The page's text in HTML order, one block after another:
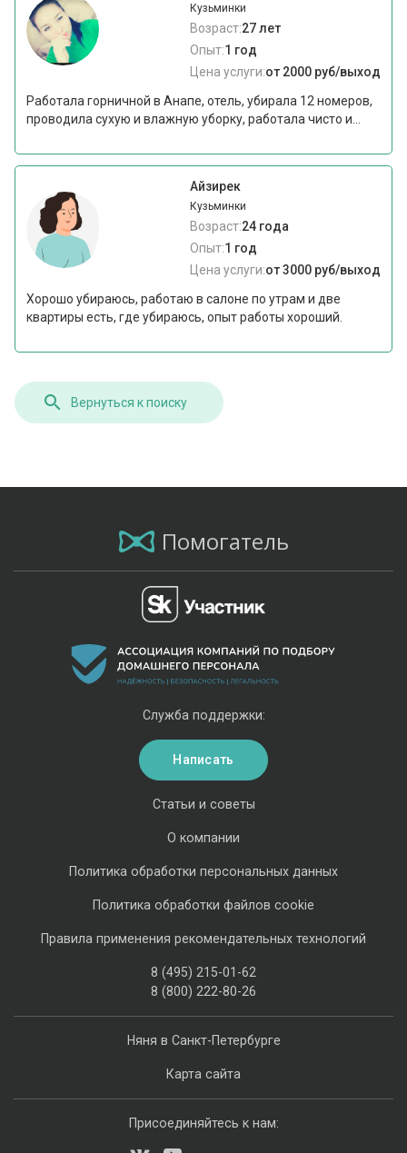
Кузьминки
Возраст:27 лет
Опыт:1 год
Цена услуги:от 2000 руб/выход
Работала горничной в Анапе, отель, убирала 12 номеров,
проводила сухую и влажную уборку, работала чисто и...
Айзирек
Кузьминки
Возраст:24 года
Опыт:1 год
Цена услуги:от 3000 руб/выход
Хорошо убираюсь, работаю в салоне по утрам и две
квартиры есть, где убираюсь, опыт работы хороший.
Вернуться к поиску
Помогатель
Няня в Санкт-Петербурге
Карта сайта
Статьи и советы
О компании
Политика обработки персональных данных
Политика обработки файлов cookie
Правила применения рекомендательных технологий
8 (495) 215-01-62
8 (800) 222-80-26
Служба поддержки:
Написать
Присоединяйтесь к нам: